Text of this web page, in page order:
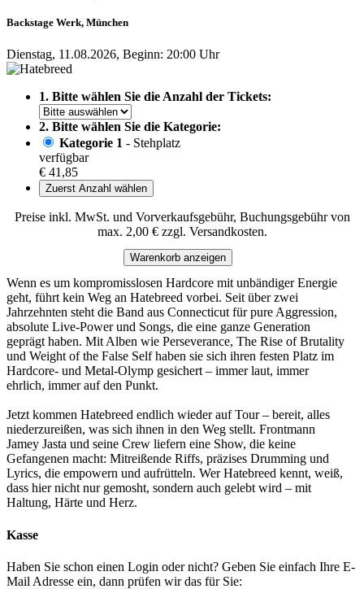
Backstage Werk, München
Dienstag, 11.08.2026, Beginn: 20:00 Uhr
1. Bitte wählen Sie die Anzahl der Tickets:
2. Bitte wählen Sie die Kategorie:
Kategorie 1 - Stehplatz
verfügbar
€ 41,85
Zuerst Anzahl wählen
Preise inkl. MwSt. und Vorverkaufsgebühr, Buchungsgebühr von
max. 2,00 € zzgl. Versandkosten.
Warenkorb anzeigen
Wenn es um kompromisslosen Hardcore mit unbändiger Energie
geht, führt kein Weg an Hatebreed vorbei. Seit über zwei
Jahrzehnten steht die Band aus Connecticut für pure Aggression,
absolute Live-Power und Songs, die eine ganze Generation
geprägt haben. Mit Alben wie Perseverance, The Rise of Brutality
und Weight of the False Self haben sie sich ihren festen Platz im
Hardcore- und Metal-Olymp gesichert – immer laut, immer
ehrlich, immer auf den Punkt.
Jetzt kommen Hatebreed endlich wieder auf Tour – bereit, alles
niederzureißen, was sich ihnen in den Weg stellt. Frontmann
Jamey Jasta und seine Crew liefern eine Show, die keine
Gefangenen macht: Mitreißende Riffs, präzises Drumming und
Lyrics, die empowern und aufrütteln. Wer Hatebreed kennt, weiß,
dass hier nicht nur gemosht, sondern auch gelebt wird – mit
Haltung, Härte und Herz.
Kasse
Haben Sie schon einen Login oder nicht? Geben Sie einfach Ihre E-
Mail Adresse ein, dann prüfen wir das für Sie: